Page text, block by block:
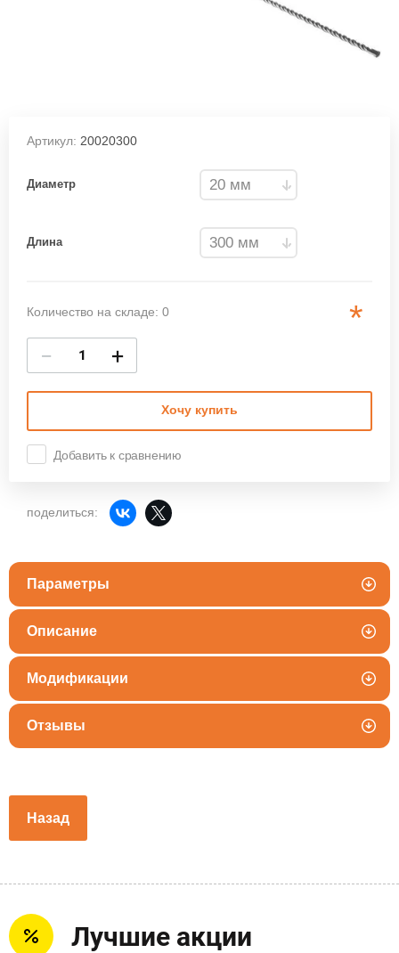
Артикул: 20020300
Диаметр
Длина
Количество на складе: 0 *
− +
Хочу купить
Добавить к сравнению
поделиться:
Параметры
Описание
Модификации
Отзывы
Назад
Лучшие акции